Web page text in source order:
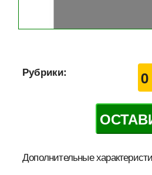
0
Рубрики:
Дополнительные